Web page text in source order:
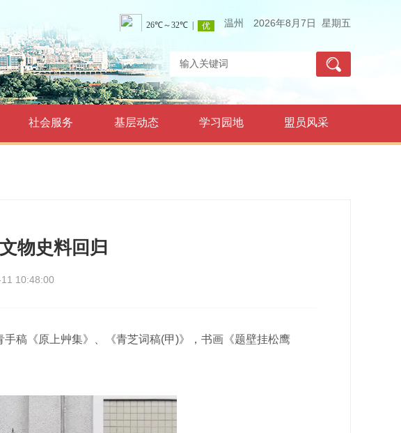
温州 2026年8月7日 星期五
社会服务 基层动态 学习园地 盟员风采
物史料回归
10:48:00
稿《原上艸集》、《青芝词稿(甲)》，书画《题壁挂松鹰